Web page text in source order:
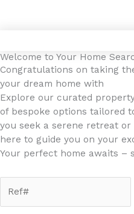
Welcome to Your Home
Congratulations on taking
your dream home with
Explore our curated
of bespoke options tailored
you seek a serene retreat
here to guide you on your
Your perfect home awaits –